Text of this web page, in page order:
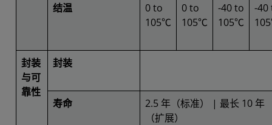
结温
0 to
105℃
0 to
105℃
-40 to
105℃
-40
封装
与可
靠性
封装
寿命
2.5 年（标准） | 最长 10 年
（扩展）